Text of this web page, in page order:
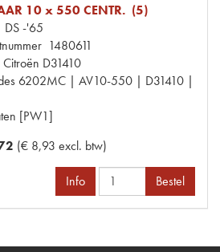
10 x 550 CENTR. (5)
DS -'65
1480611
D31410
6202MC | AV10-550 | D31410 |
[PW1]
(€ 8,93 excl. btw)
Info Bestel